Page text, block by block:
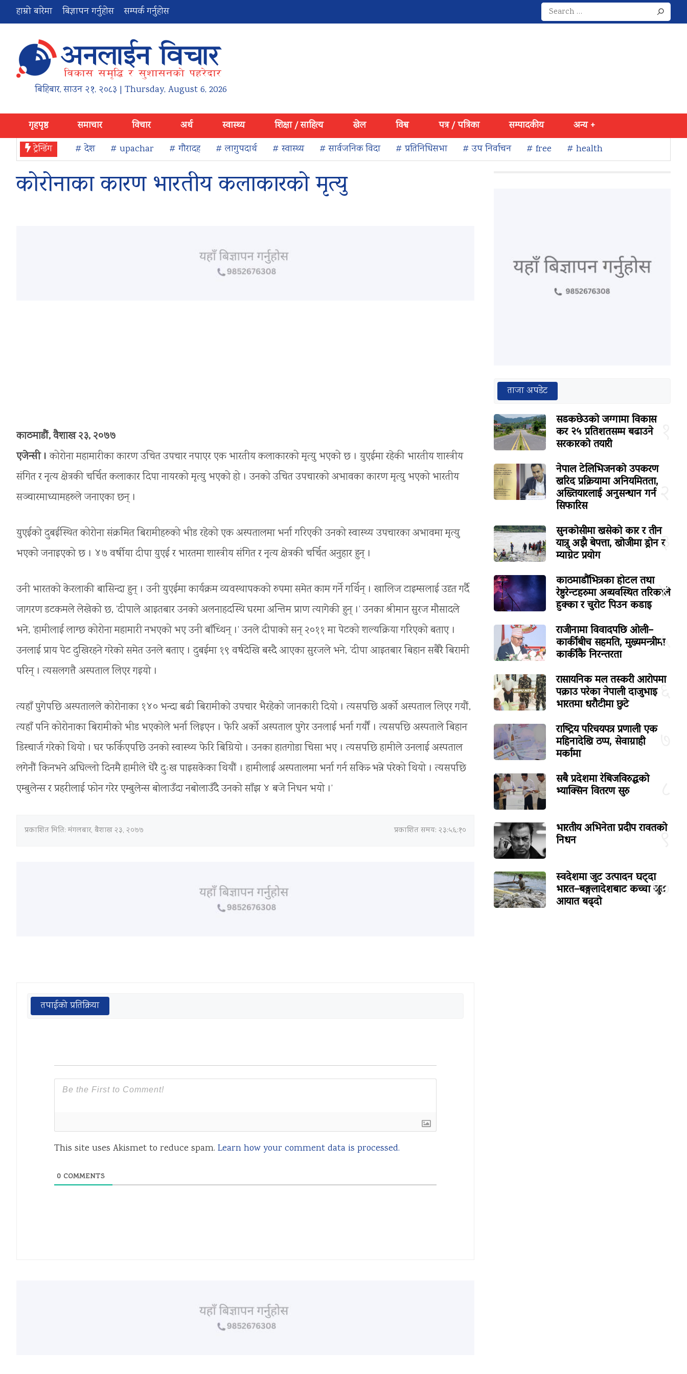
हाम्रो बारेमा बिज्ञापन गर्नुहोस सम्पर्क गर्नुहोस
Search
for:
बिहिबार,साउन २१, २०८३ | Thursday, August 6, 2026
गृहपृष्ठ समाचार विचार अर्थ स्वास्थ्य शिक्षा / साहित्य खेल विश्व पत्र / पत्रिका सम्पादकीय
अन्य +
ट्रेन्डिंग
# देश # upachar # गौरादह # लागुपदार्थ # स्वास्थ्य # सार्वजनिक विदा # प्रतिनिधिसभा # उप निर्वाचन # free # health
कोरोनाका कारण भारतीय कलाकारको मृत्यु
काठमाडौं, वैशाख २३, २०७७
एजेन्सी । कोरोना महामारीका कारण उचित उपचार नपाएर एक भारतीय कलाकारको मृत्यु भएको छ । युएईमा रहेकी भारतीय शास्त्रीय
संगित र नृत्य क्षेत्रकी चर्चित कलाकार दिपा नायरको मृत्यु भएको हो । उनको उचित उपचारको अभावका कारण मृत्यु भएको भारतीय
सञ्चारमाध्यामहरुले जनाएका छन् ।
युएईको दुबईस्थित कोरोना संक्रमित बिरामीहरुको भीड रहेको एक अस्पतालमा भर्ना गरिएकी उनको स्वास्थ्य उपचारका अभावमा मृत्यु
भएको जनाइएको छ । ४७ वर्षीया दीपा युएई र भारतमा शास्त्रीय संगित र नृत्य क्षेत्रकी चर्चित अनुहार हुन् ।
उनी भारतको केरलाकी बासिन्दा हुन् । उनी युएईमा कार्यक्रम व्यवस्थापकको रुपमा समेत काम गर्ने गर्थिन् । खालिज टाइम्सलाई उदृत गर्दै
जागरण डटकमले लेखेको छ, ‘दीपाले आइतबार उनको अलनाहदस्थि घरमा अन्तिम प्राण त्यागेकी हुन् ।’ उनका श्रीमान सुरज मौसादले
भने, ‘हामीलाई लाग्छ कोरोना महामारी नभएको भए उनी बाँच्थिन् ।’ उनले दीपाको सन् २०११ मा पेटको शल्यक्रिया गरिएको बताए ।
उनलाई प्राय पेट दुखिरहने गरेको समेत उनले बताए । दुबईमा १९ वर्षदेखि बस्दै आएका सुरजले भने, ‘दीपा आइतबार बिहान सबैरै बिरामी
परिन् । त्यसलगत्तै अस्पताल लिएर गइयो ।
त्यहाँ पुगेपछि अस्पतालले कोरोनाका १४० भन्दा बढी बिरामीको उपचार भैरहेको जानकारी दियो । त्यसपछि अर्को अस्पताल लिएर गयौं,
त्यहाँ पनि कोरोनाका बिरामीको भीड भएकोले भर्ना लिइएन । फेरि अर्को अस्पताल पुगेर उनलाई भर्ना गर्यौं । त्यसपछि अस्पताले बिहान
डिस्चार्ज गरेको थियो । घर फर्किएपछि उनको स्वास्थ्य फेरि बिग्रियो । उनका हातगोडा चिसा भए । त्यसपछि हामीले उनलाई अस्पताल
लगेनौं किनभने अघिल्लो दिनमै हामीले धेरै दुःख पाइसकेका थियौं । हामीलाई अस्पतालमा भर्ना गर्न सकिन्न् भन्ने परेको थियो । त्यसपछि
एम्बुलेन्स र प्रहरीलाई फोन गरेर एम्बुलेन्स बोलाउँदा नबोलाउँदै उनको साँझ ४ बजे निधन भयो ।’
प्रकाशित मिति:मंगलबार, बैशाख २३, २०७७ प्रकाशित समय: २३:५६:१०
तपाईको प्रतिक्रिया
This site uses Akismet to reduce spam. Learn how your comment data is processed.
0 COMMENTS
ताजा अपडेट
सडकछेउको जग्गामा विकास
कर २५ प्रतिशतसम्म बढाउने
सरकारको तयारी
नेपाल टेलिभिजनको उपकरण
खरिद प्रक्रियामा अनियमितता,
अख्तियारलाई अनुसन्धान गर्न
सिफारिस
३
सुनकोसीमा खसेको कार र तीन
यात्रु अझै बेपत्ता, खोजीमा ड्रोन र
म्याग्नेट प्रयोग
४
काठमाडौंभित्रका होटल तथा
रेष्टुरेन्टहरुमा अव्यवस्थित तरिकाले
हुक्का र चुरोट पिउन कडाइ
५
राजीनामा विवादपछि ओली–
कार्कीबीच सहमति, मुख्यमन्त्रीमा
कार्कीकै निरन्तरता
६
रासायनिक मल तस्करी आरोपमा
पक्राउ परेका नेपाली दाजुभाइ
भारतमा धरौटीमा छुटे
राष्ट्रिय परिचयपत्र प्रणाली एक
महिनादेखि ठप्प, सेवाग्राही
मर्कामा
सबै प्रदेशमा रेबिजविरुद्धको
भ्याक्सिन वितरण सुरु
९
भारतीय अभिनेता प्रदीप रावतको
निधन
१०
स्वदेशमा जुट उत्पादन घट्दा
भारत–बङ्गलादेशबाट कच्चा जुट
आयात बढ्दो